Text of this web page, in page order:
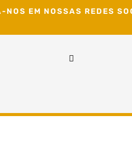
NOS EM NOSSAS REDES